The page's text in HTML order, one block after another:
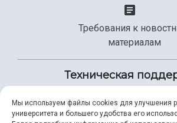
Требования к
материалам
Техническая
+7 (846) 267-49-99
Мы используем файлы cookies для улучшения
университета и большего удобства его